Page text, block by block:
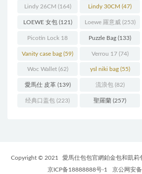
Lindy 26CM (164) Lindy 30CM (47)
LOEWE 女包(121) Loewe 羅意威(253)
Picotin Lock 18
(202)
Puzzle Bag (133)
Vanity case bag (59) Verrou 17(74)
Woc Wallet(62) ysl niki bag(55)
愛馬仕 皮革(139) 流浪包(82)
经典口盖包 (223) 聖羅蘭 (257)
Copyright © 2021 愛馬仕包包官網鉑金包和凱莉
京ICP备18888888号-1
京公网安